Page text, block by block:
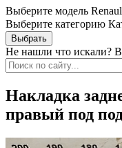
Выберите модель
Выберите категорию
Не нашли что искали?
Накладка
правый под